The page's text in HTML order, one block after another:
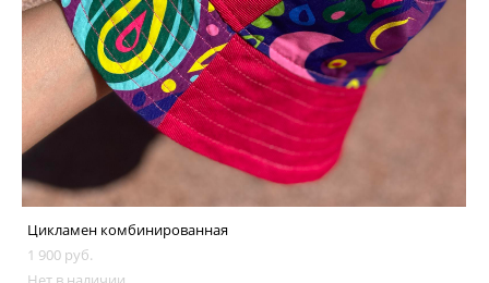
Цикламен комбинированная
1 900 pуб.